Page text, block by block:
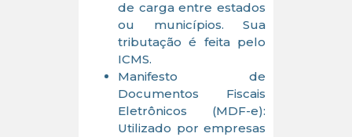
de carga entre estados
ou municípios. Sua
tributação é feita pelo
ICMS.
Manifesto de
Documentos Fiscais
Eletrônicos (MDF-e):
Utilizado por empresas